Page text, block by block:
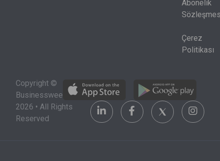
okunmak
Abonelik
Çerez
Politikası
Copyright ©
Businessweek
2026 • All Rights
Reserved